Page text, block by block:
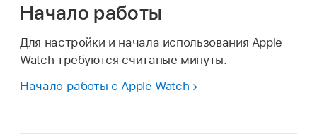
Начало работы
Для настройки и начала использования Apple
Watch требуются считаные минуты.
Начало работы с Apple Watch